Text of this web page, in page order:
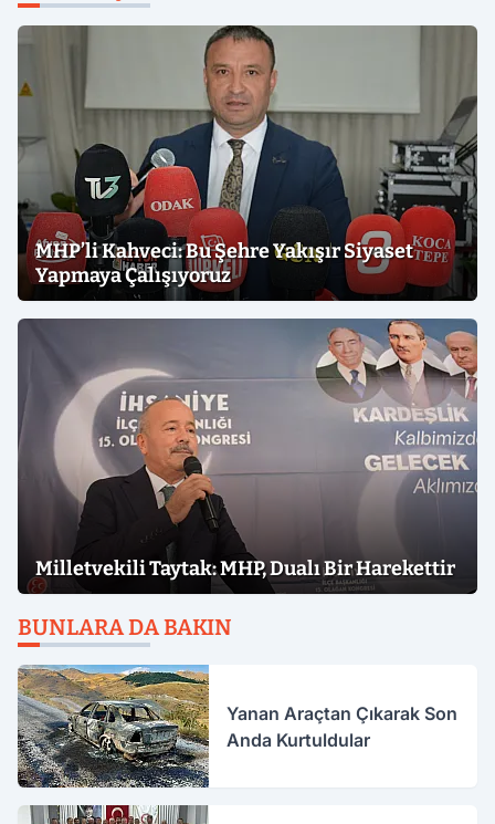
MHP’li Kahveci: Bu Şehre Yakışır Siyaset
Yapmaya Çalışıyoruz
Milletvekili Taytak: MHP, Dualı Bir Harekettir
BUNLARA DA BAKIN
Yanan Araçtan Çıkarak Son
Anda Kurtuldular